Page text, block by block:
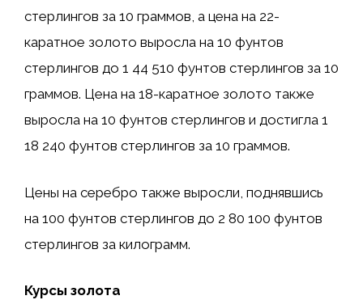
стерлингов за 10 граммов, а цена на 22-
каратное золото выросла на 10 фунтов
стерлингов до 1 44 510 фунтов стерлингов за 10
граммов. Цена на 18-каратное золото также
выросла на 10 фунтов стерлингов и достигла 1
18 240 фунтов стерлингов за 10 граммов.
Цены на серебро также выросли, поднявшись
на 100 фунтов стерлингов до 2 80 100 фунтов
стерлингов за килограмм.
Курсы золота